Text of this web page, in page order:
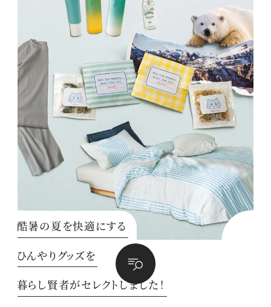
酷暑の夏を快適にする
ひんやりグッズを
暮らし賢者がセレクトしました！